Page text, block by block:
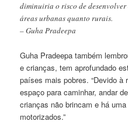
diminuiria o risco de
áreas urbanas quanto rurais.
– Guha Pradeepa
Guha Pradeepa também
e crianças, tem aprofundado
países mais pobres. “Devido à
espaço para caminhar, andar
crianças não brincam e há
motorizados.”